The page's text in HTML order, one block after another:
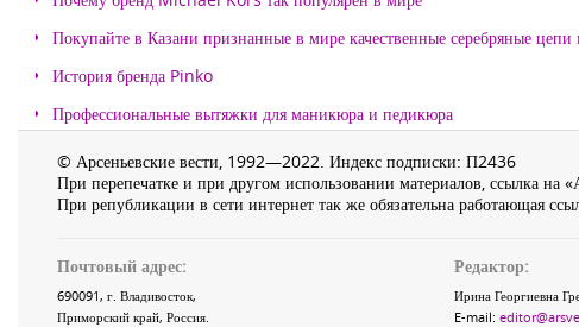
Покупайте в Казани признанные в мире качественные серебряные
История бренда Pinko
Профессиональные вытяжки для маникюра и педикюра
© Арсеньевские вести, 1992—2022. Индекс подписки: П2436
При перепечатке и при другом использовании материалов, ссылка на
При републикации в сети интернет так же обязательна работающая
Почтовый адрес:
690091, г. Владивосток,
Приморский край, Россия
Редактор:
Ирина Георгиевна
E-mail: